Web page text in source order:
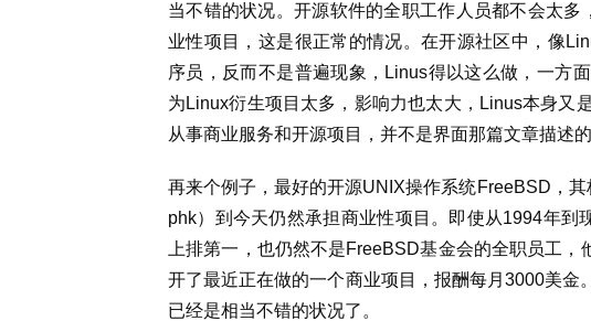
当不错的状况。开源软件的全职工作人员都不会太
业性项目，这是很正常的情况。在开源社区中，像
序员，反而不是普遍现象，Linus得以这么做，一方
为Linux衍生项目太多，影响力也太大，Linus本身又
从事商业服务和开源项目，并不是界面那篇文章描述的
再来个例子，最好的开源UNIX操作系统FreeBSD，
phk）到今天仍然承担商业性项目。即使从1994年
上排第一，也仍然不是FreeBSD基金会的全职员工
开了最近正在做的一个商业项目，报酬每月3000美
已经是相当不错的状况了。